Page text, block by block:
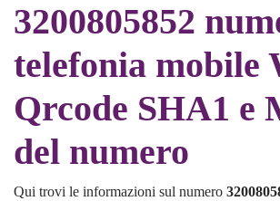
3200805852
telefonia mobile
Qrcode SHA1 e
del numero
Qui trovi le informazioni sul numero